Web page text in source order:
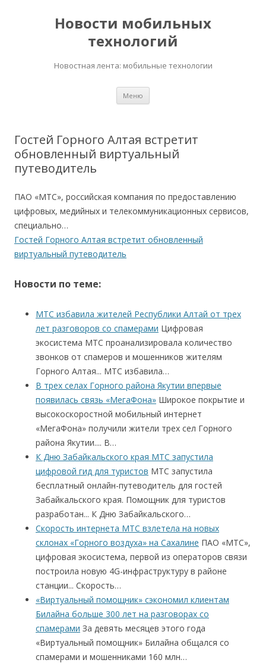
Новости мобильных
технологий
Новостная лента: мобильные технологии
Меню
Гостей Горного Алтая встретит
обновленный виртуальный
путеводитель
ПАО «МТС», российская компания по предоставлению
цифровых, медийных и телекоммуникационных сервисов,
специально…
Гостей Горного Алтая встретит обновленный
виртуальный путеводитель
Новости по теме:
МТС избавила жителей Республики Алтай от трех
лет разговоров со спамерами Цифровая
экосистема МТС проанализировала количество
звонков от спамеров и мошенников жителям
Горного Алтая... МТС избавила…
В трех селах Горного района Якутии впервые
появилась связь «МегаФона» Широкое покрытие и
высокоскоростной мобильный интернет
«МегаФона» получили жители трех сел Горного
района Якутии.... В…
К Дню Забайкальского края МТС запустила
цифровой гид для туристов МТС запустила
бесплатный онлайн-путеводитель для гостей
Забайкальского края. Помощник для туристов
разработан... К Дню Забайкальского…
Скорость интернета МТС взлетела на новых
склонах «Горного воздуха» на Сахалине ПАО «МТС»,
цифровая экосистема, первой из операторов связи
построила новую 4G-инфраструктуру в районе
станции... Скорость…
«Виртуальный помощник» сэкономил клиентам
Билайна больше 300 лет на разговорах со
спамерами За девять месяцев этого года
«Виртуальный помощник» Билайна общался со
спамерами и мошенниками 160 млн…